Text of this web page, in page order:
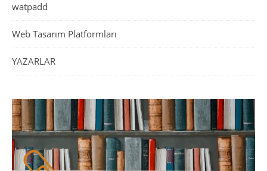
watpadd
Web Tasarım Platformları
YAZARLAR